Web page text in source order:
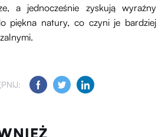
a jednocześnie zyskują wyraźny
piękna natury, co czyni je bardziej